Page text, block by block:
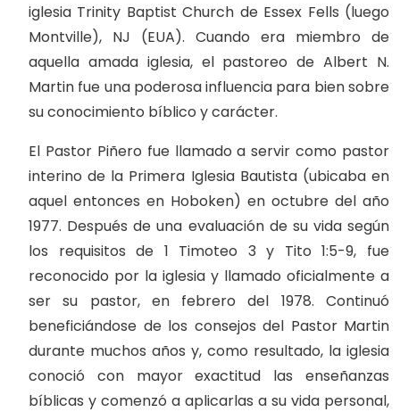
iglesia Trinity Baptist Church de Essex Fells (luego
Montville), NJ (EUA). Cuando era miembro de
aquella amada iglesia, el pastoreo de Albert N.
Martin fue una poderosa influencia para bien sobre
su conocimiento bíblico y carácter.
El Pastor Piñero fue llamado a servir como pastor
interino de la Primera Iglesia Bautista (ubicaba en
aquel entonces en Hoboken) en octubre del año
1977. Después de una evaluación de su vida según
los requisitos de 1 Timoteo 3 y Tito 1:5-9, fue
reconocido por la iglesia y llamado oficialmente a
ser su pastor, en febrero del 1978. Continuó
beneficiándose de los consejos del Pastor Martin
durante muchos años y, como resultado, la iglesia
conoció con mayor exactitud las enseñanzas
bíblicas y comenzó a aplicarlas a su vida personal,